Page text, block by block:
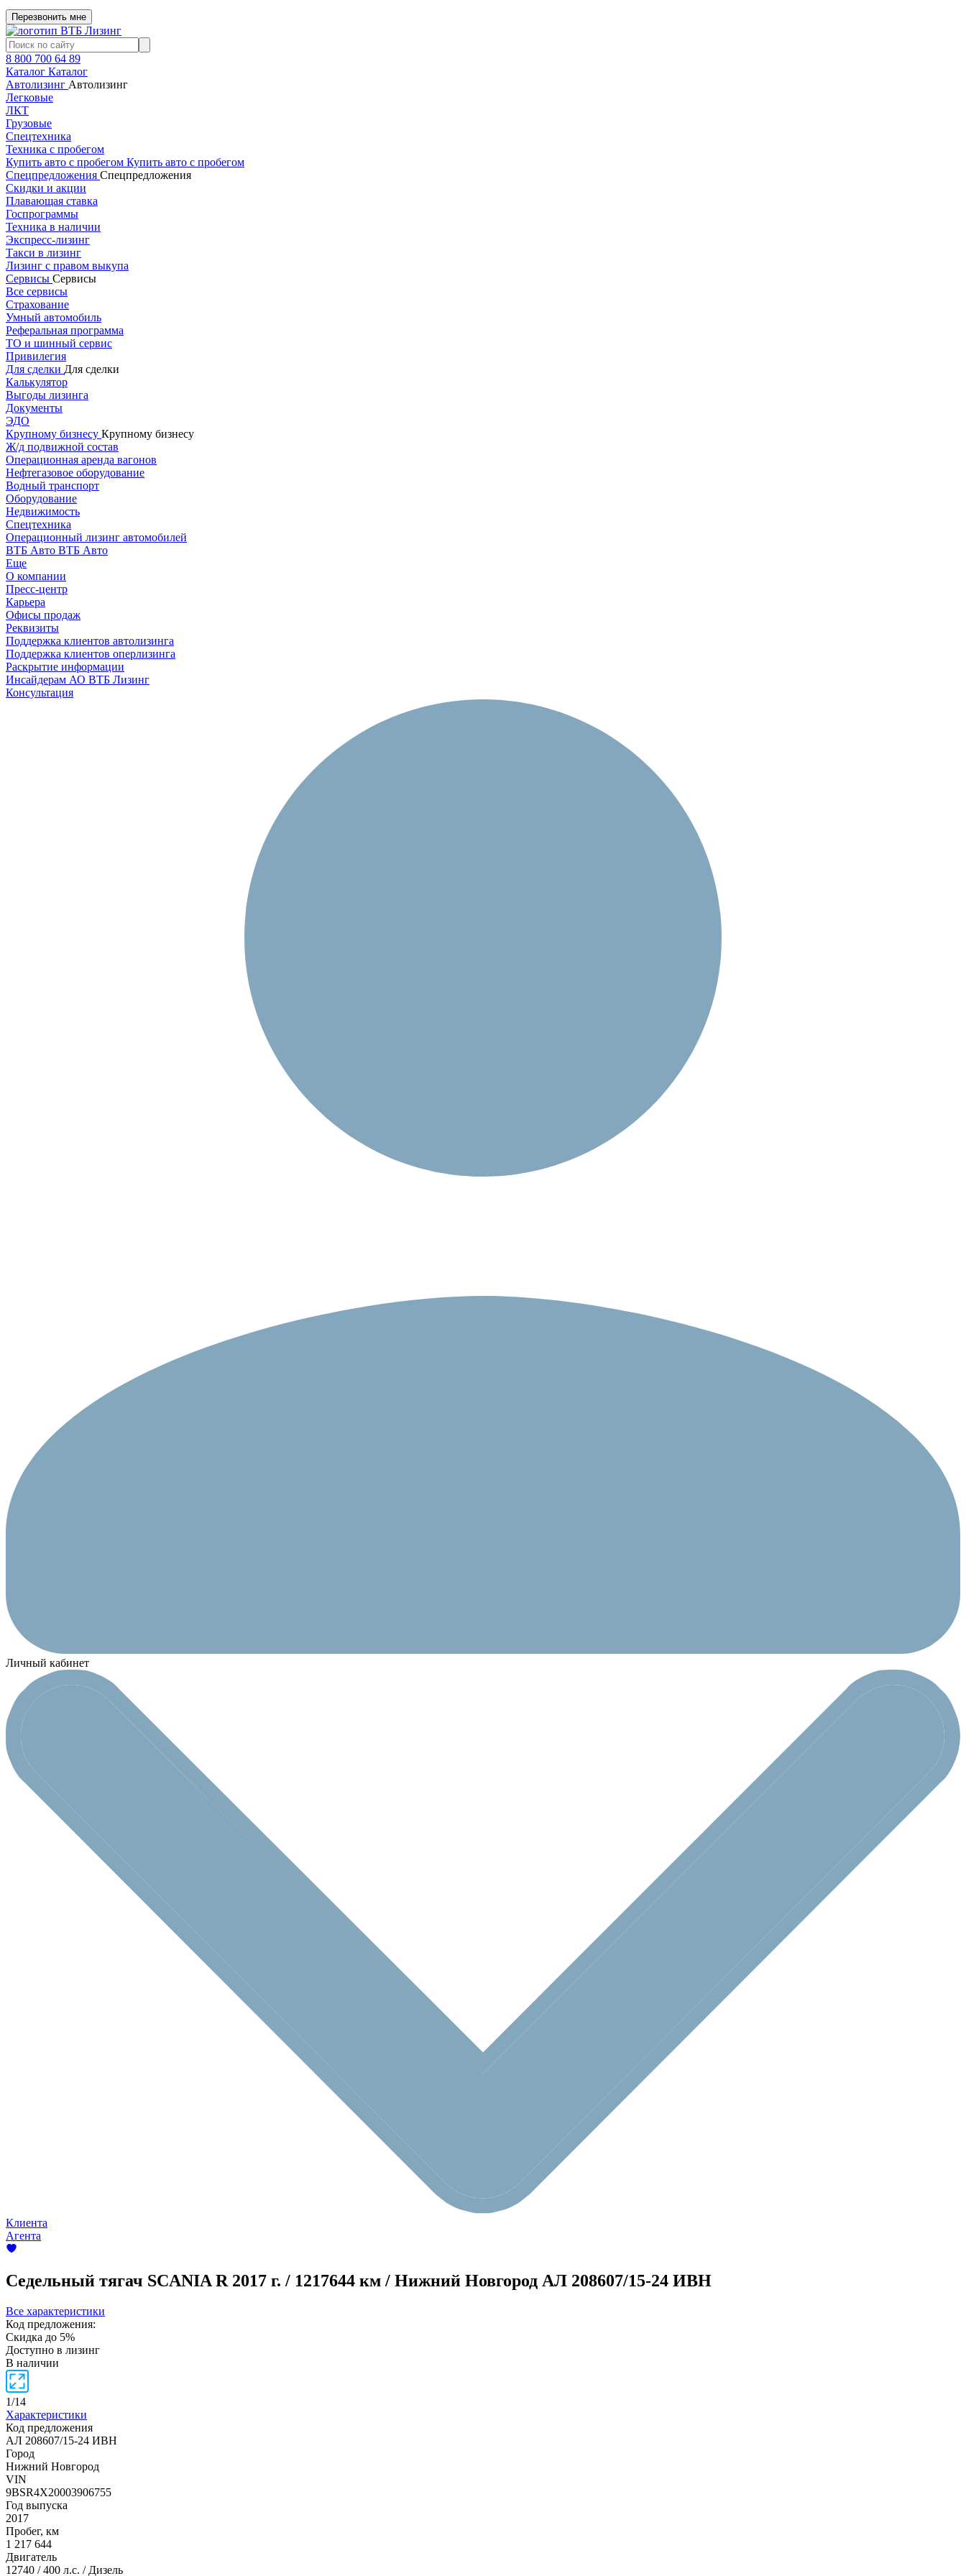
Перезвонить мне
8 800 700 64 89
Каталог Каталог
Автолизинг Автолизинг
Легковые
ЛКТ
Грузовые
Спецтехника
Техника с пробегом
Купить авто с пробегом Купить авто с пробегом
Спецпредложения Спецпредложения
Скидки и акции
Плавающая ставка
Госпрограммы
Техника в наличии
Экспресс-лизинг
Такси в лизинг
Лизинг с правом выкупа
Сервисы Сервисы
Все сервисы
Страхование
Умный автомобиль
Реферальная программа
ТО и шинный сервис
Привилегия
Для сделки Для сделки
Калькулятор
Выгоды лизинга
Документы
ЭДО
Крупному бизнесу Крупному бизнесу
Ж/д подвижной состав
Операционная аренда вагонов
Нефтегазовое оборудование
Водный транспорт
Оборудование
Недвижимость
Спецтехника
Операционный лизинг автомобилей
ВТБ Авто ВТБ Авто
Еще
О компании
Пресс-центр
Карьера
Офисы продаж
Реквизиты
Поддержка клиентов автолизинга
Поддержка клиентов оперлизинга
Раскрытие информации
Инсайдерам АО ВТБ Лизинг
Консультация
Личный кабинет
Клиента
Агента
Седельный тягач SCANIA R 2017 г. / 1217644 км / Нижний Новгород АЛ 208607/15-24 ИВН
Все характеристики
Код предложения:
Скидка до 5%
Доступно в лизинг
В наличии
1/14
Характеристики
Код предложения
АЛ 208607/15-24 ИВН
Город
Нижний Новгород
VIN
9BSR4X20003906755
Год выпуска
2017
Пробег, км
1 217 644
Двигатель
12740 / 400 л.с. / Дизель